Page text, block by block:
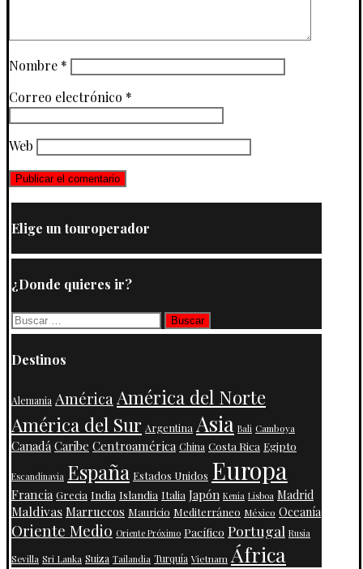
Nombre *
Correo electrónico *
Web
Elige un touroperador
¿Donde quieres ir?
Buscar:
Destinos
Alemania AméricaAmérica del Norte
América del Sur Argentina Asia Bali Camboya
Canadá Caribe Centroamérica China Costa Rica Egipto
Escandinavia España Estados Unidos Europa
Francia Grecia India Islandia Italia Japón Kenia Lisboa Madrid
Maldivas Marruecos Mauricio Mediterráneo México Oceanía
Oriente Medio Oriente Próximo Pacífico Portugal Rusia
Sevilla Sri Lanka Suiza Tailandia Turquía Vietnam África